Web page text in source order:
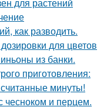
как разводить.
для цветов
из банки.
приготовления:
минуты!
чесноком и перцем.